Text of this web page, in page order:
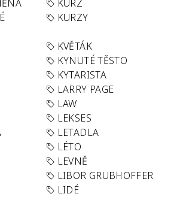
KURZ
KURZY
KVĚTÁK
KYNUTÉ TĚSTO
KYTARISTA
LARRY PAGE
LAW
LEKSES
LETADLA
LÉTO
LEVNĚ
LIBOR GRUBHOFFER
LIDÉ